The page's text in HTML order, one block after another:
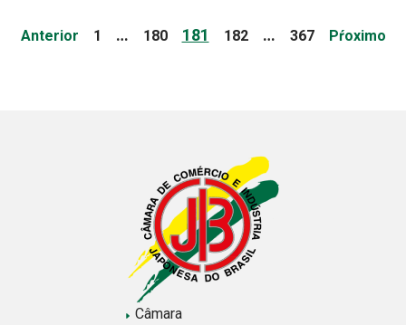
Paginação
Anterior Page
1 … Page
180 Page
181 Page
182 … Page
367 Pŕoximo
Câmara